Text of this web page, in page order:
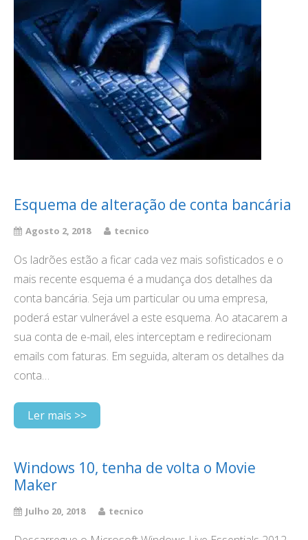
Esquema de alteração de conta bancária
Agosto 2, 2018 tecnico
Os ladrões estão a ficar cada vez mais sofisticados e o
mais recente esquema é a mudança dos detalhes da
conta bancária. Seja um particular ou uma empresa,
poderá estar vulnerável a este esquema. Ao atacarem a
sua conta de e-mail, eles interceptam e redirecionam
emails com faturas. Em seguida, alteram os detalhes da
conta…
Ler mais >>
Windows 10, tenha de volta o Movie
Maker
Julho 20, 2018 tecnico